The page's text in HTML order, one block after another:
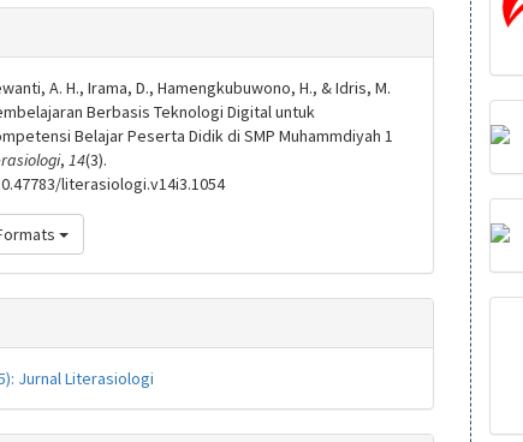
A. H., Irama, D., Hamengkubuwono, H., & Idris, M.
Berbasis Teknologi Digital untuk
Belajar Peserta Didik di SMP Muhammdiyah 1
, 14(3).
literasiologi.v14i3.1054
Jurnal Literasiologi